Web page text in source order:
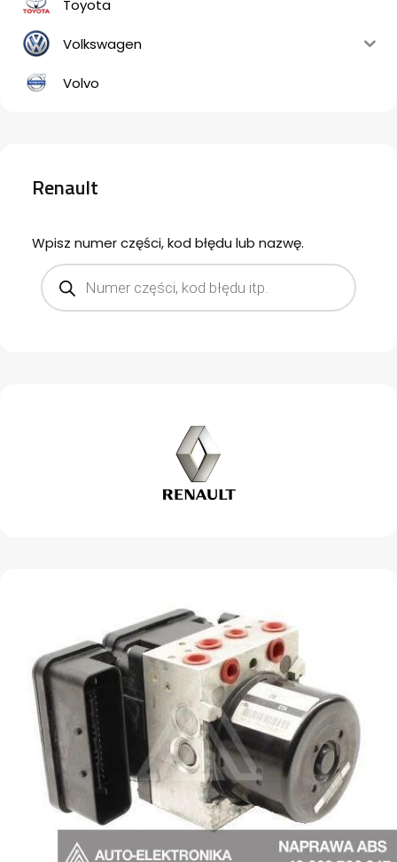
Toyota
Volkswagen
Volvo
Renault
Wpisz numer części, kod błędu lub nazwę.
Products
search